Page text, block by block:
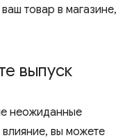
товар в магазине,
выпуск
неожиданные
вы можете